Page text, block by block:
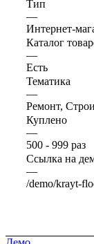
Тип
—
Интернет-
Каталог
—
Есть
Тематика
—
Ремонт,
Куплено
—
500 - 999 раз
Ссылка на
—
/demo/krayt-